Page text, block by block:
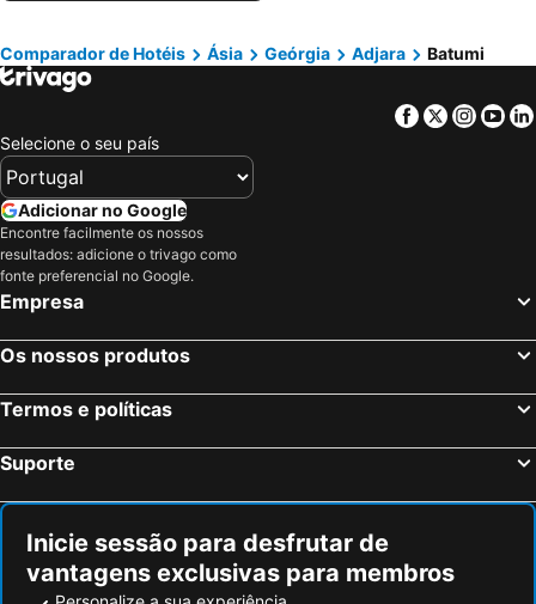
Stepantsminda, Mtskheta-Mtianeti Hotéis
Bakuriani, Samtskhe-Javakheti Hotéis
Gudauri, Mtskheta-Mtianeti Hotéis
Comparador de Hotéis Ásia Geórgia Adjara Batumi
Facebook
Twitter
Selecione o seu país
Adicionar no Google
Encontre facilmente os nossos
resultados: adicione o trivago como
fonte preferencial no Google.
Empresa
Os nossos produtos
Termos e políticas
Suporte
Inicie sessão para desfrutar de
vantagens exclusivas para membros